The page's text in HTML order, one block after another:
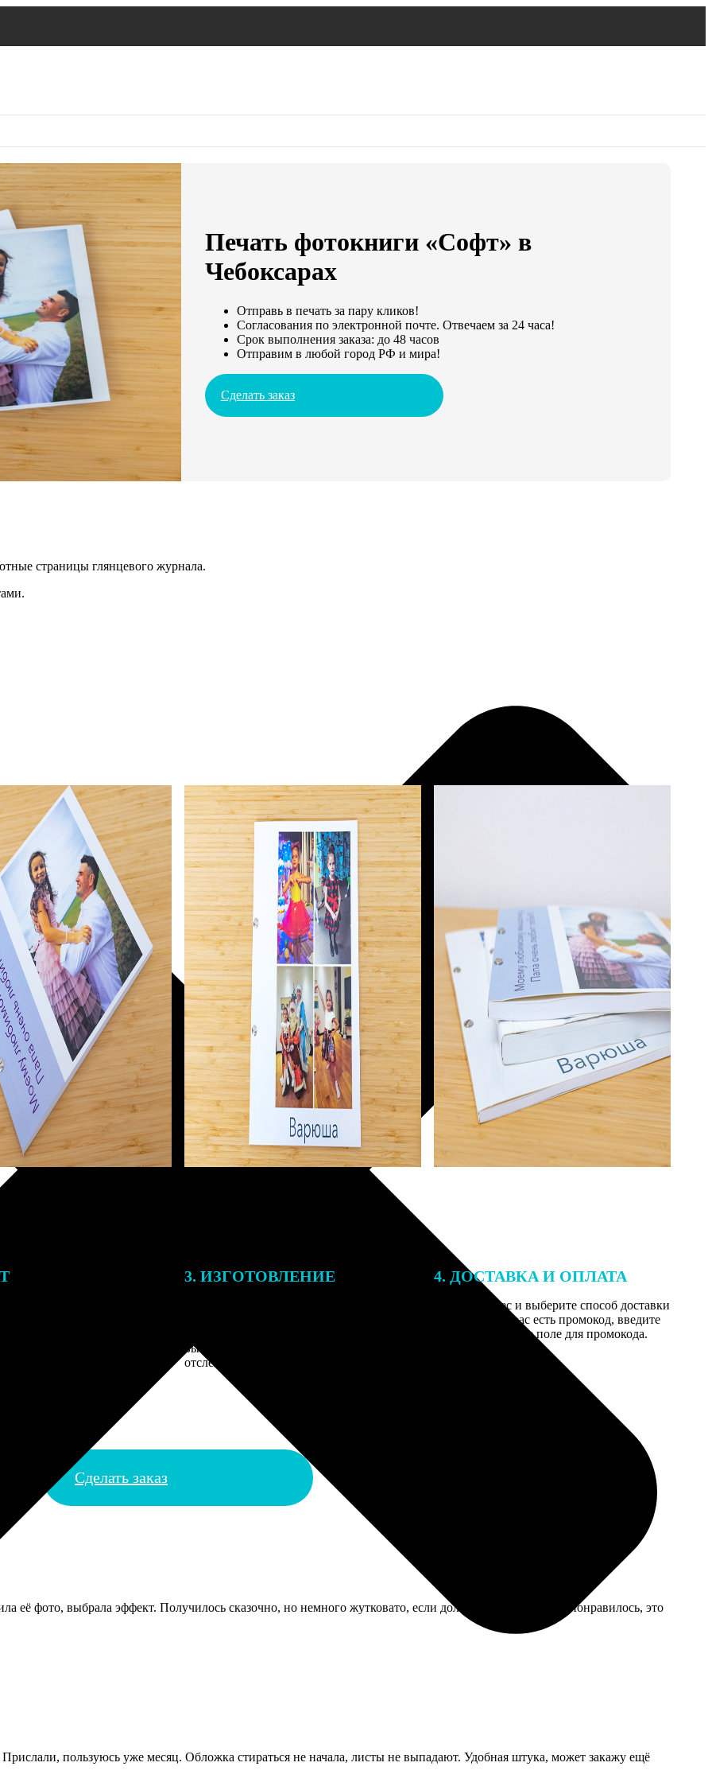
Печать фотокниги «Софт» в
Чебоксарах
Отправь в печать за пару кликов!
Согласования по электронной почте. Отвечаем за 24 часа!
Срок выполнения заказа: до 48 часов
Отправим в любой город РФ и мира!
Сделать заказ
страницы глянцевого журнала.
3. ИЗГОТОВЛЕНИЕ
вы получите письмо с трек-номером для
отслеживания.
4. ДОСТАВКА И ОПЛАТА
Введите адрес и выберите способ доставки
заказа. Если у вас есть промокод, введите
его в специальное поле для промокода.
Сделать заказ
её фото, выбрала эффект. Получилось сказочно, но немного жутковато, если долго смотреть. Сестре понравилось, это
пользуюсь уже месяц. Обложка стираться не начала, листы не выпадают. Удобная штука, может закажу ещё